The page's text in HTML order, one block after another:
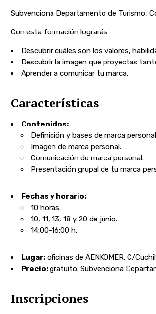
Subvenciona Departamento de Turismo,
Con esta formación lograrás
Descubrir cuáles son los valores,
Descubrir la imagen que proyectas
Aprender a comunicar tu marca.
Características
Contenidos:
Definición y bases de marca
Imagen de marca personal.
Comunicación de marca personal.
Presentación grupal de tu marca
Fechas y horario:
10 horas.
10, 11, 13, 18 y 20 de junio.
14:00-16:00 h.
Lugar: oficinas de AENKOMER. C/
Precio:gratuito. Subvenciona
Inscripciones